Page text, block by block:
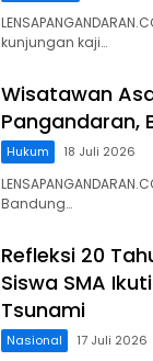
kunjungan kaji…
Wisatawan
Pangandaran,
Hukum 18 Juli 2026
Bandung…
Refleksi 20
Siswa SMA
Tsunami
Nasional 17 Juli 2026